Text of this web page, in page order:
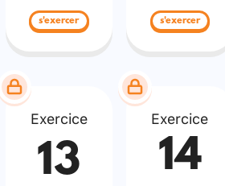
s'exercer s'exercer
Exercice
13
Exercice
14